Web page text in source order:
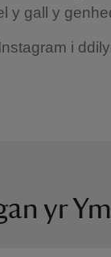
y gall y
i
yr